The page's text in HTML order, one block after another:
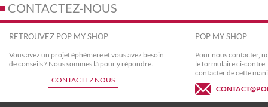
CONTACTEZ-NOUS
RETROUVEZ POP MY SHOP
Vous avez un projet éphémère et vous avez besoin
de conseils ? Nous sommes là pour y répondre.
CONTACTEZ NOUS
POP MY SHOP
Pour nous contacter,
le formulaire ci-contre.
contacter de cette